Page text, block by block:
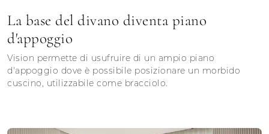
La base del divano diventa piano
d'appoggio
Vision permette di usufruire di un ampio piano
d'appoggio dove è possibile posizionare un morbido
cuscino, utilizzabile come bracciolo.